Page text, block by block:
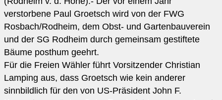
verstorbene Paul Groetsch wird von der FWG
Rosbach/Rodheim, dem Obst- und Gartenbauverein
und der SG Rodheim durch gemeinsam gestiftete
Bäume posthum geehrt.
Für die Freien Wähler führt Vorsitzender Christian
Lamping aus, dass Groetsch wie kein anderer
sinnbildlich für den von US-Präsident John F.